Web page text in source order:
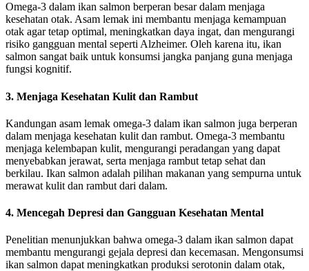
Omega-3 dalam ikan salmon berperan besar dalam menjaga
kesehatan otak. Asam lemak ini membantu menjaga kemampuan
otak agar tetap optimal, meningkatkan daya ingat, dan mengurangi
risiko gangguan mental seperti Alzheimer. Oleh karena itu, ikan
salmon sangat baik untuk konsumsi jangka panjang guna menjaga
fungsi kognitif.
3. Menjaga Kesehatan Kulit dan Rambut
Kandungan asam lemak omega-3 dalam ikan salmon juga berperan
dalam menjaga kesehatan kulit dan rambut. Omega-3 membantu
menjaga kelembapan kulit, mengurangi peradangan yang dapat
menyebabkan jerawat, serta menjaga rambut tetap sehat dan
berkilau. Ikan salmon adalah pilihan makanan yang sempurna untuk
merawat kulit dan rambut dari dalam.
4. Mencegah Depresi dan Gangguan Kesehatan Mental
Penelitian menunjukkan bahwa omega-3 dalam ikan salmon dapat
membantu mengurangi gejala depresi dan kecemasan. Mengonsumsi
ikan salmon dapat meningkatkan produksi serotonin dalam otak,